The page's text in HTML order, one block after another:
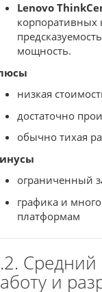
Lenovo
корпоративных
мощность.
низкая
достаточно
обычно тихая
ограниченный
графика и
платформам
Средний
и